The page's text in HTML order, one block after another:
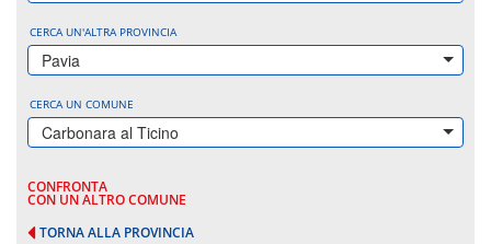
CERCA UN'ALTRA PROVINCIA
Pavia
CERCA UN COMUNE
Carbonara al Ticino
CONFRONTA
CON UN ALTRO COMUNE
TORNA ALLA PROVINCIA